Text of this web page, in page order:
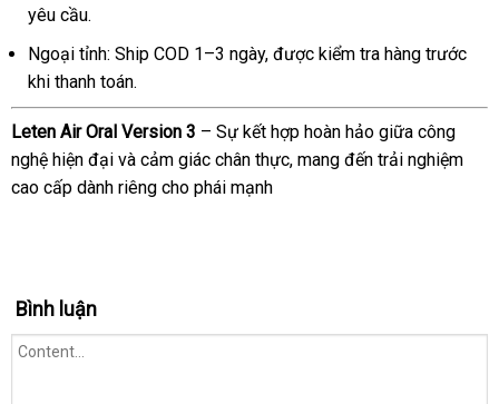
yêu cầu.
Ngoại tỉnh: Ship COD 1–3 ngày, được kiểm tra hàng trước
khi thanh toán.
Leten Air Oral Version 3 – Sự kết hợp hoàn hảo giữa công
nghệ hiện đại và cảm giác chân thực, mang đến trải nghiệm
cao cấp dành riêng cho phái mạnh
Bình luận